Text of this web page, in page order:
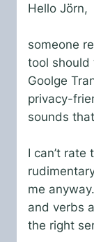
Hello Jörn,
someone
tool should
Goolge
privacy-
sounds
I can’t rate
me
and verbs
the right